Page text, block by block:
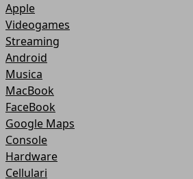
Apple
Videogames
Streaming
Android
Musica
MacBook
FaceBook
Google Maps
Console
Hardware
Cellulari